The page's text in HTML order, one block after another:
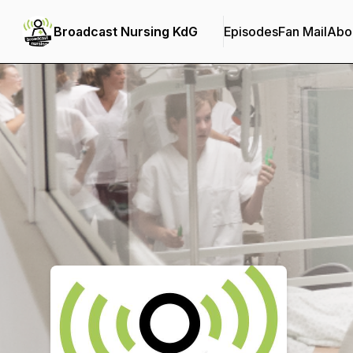
Broadcast Nursing KdG EpisodesFan Mail
Podcast Background Image